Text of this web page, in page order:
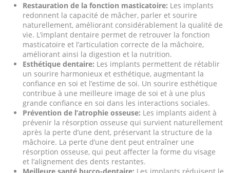
Restauration de la fonction masticatoire: Les implants
redonnent la capacité de mâcher, parler et sourire
naturellement, améliorant considérablement la qualité de
vie. L’implant dentaire permet de retrouver la fonction
masticatoire et l’articulation correcte de la mâchoire,
améliorant ainsi la digestion et la nutrition.
Esthétique dentaire: Les implants permettent de rétablir
un sourire harmonieux et esthétique, augmentant la
confiance en soi et l’estime de soi. Un sourire esthétique
contribue à une meilleure image de soi et à une plus
grande confiance en soi dans les interactions sociales.
Prévention de l’atrophie osseuse: Les implants aident à
prévenir la résorption osseuse qui survient naturellement
après la perte d’une dent, préservant la structure de la
mâchoire. La perte d’une dent peut entraîner une
résorption osseuse, qui peut affecter la forme du visage
et l’alignement des dents restantes.